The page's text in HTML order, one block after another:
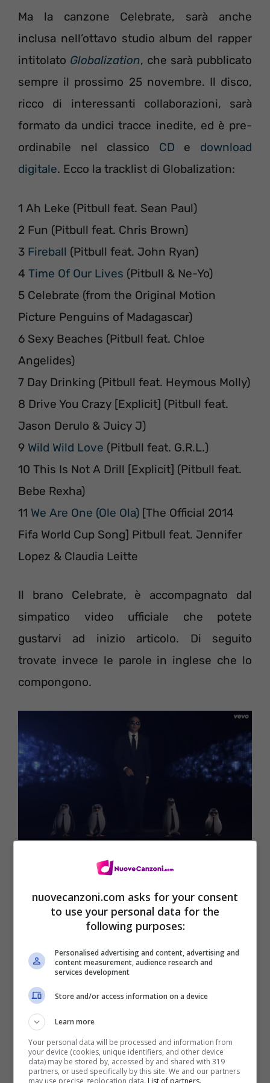
Ma la canzone Celebrate, sarà anche
inclusa nell’ottavo studio album del rapper
intitolato Globalization, che sarà pubblicato
sempre il prossimo 25 novembre. Il disco,
ricco di interessanti collaborazioni, sarà
formato da undici tracce inedite, ed è pre-
ordinabile nel classico CD e download
digitale. Ecco la tracklist di Globalization:
1 Ah Leke (Pitbull feat. Sean Paul)
2 Fun (Pitbull feat. Chris Brown)
3 Fireball (Pitbull feat. John Ryan)
4 Time Of Our Lives (Pitbull & Ne-Yo)
5 Celebrate (from the Original Motion
Picture Penguins of Madagascar)
6 Sexy Beaches (Pitbull feat. Chloe
Angelides)
7 Day Drinking (Pitbull feat. Heymous Molly)
8 Drive You Crazy [Explicit] (Pitbull feat.
Jason Derulo & Juicy J)
9 Wild Wild Love (Pitbull feat. G.R.L.)
10 This Is Not A Drill [Explicit] (Pitbull feat.
Bebe Rexha)
11 We Are One (Ole Ola) [The Official 2014
Fifa World Cup Song] Pitbull feat. Jennifer
Lopez & Claudia Leitte
Il brano Celebrate, è accompagnato dal
simpatico video ufficiale che potete
gustarvi ad inizio articolo. Di seguito
trovate invece le parole in inglese che lo
compongono.
Testo Celebrate – Pitbull(Digital
nuovecanzoni.com asks for your consent
to use your personal data for the
following purposes:
Personalised advertising and content, advertising and
content measurement, audience research and
services development
Store and/or access information on a device
Learn more
Your personal data will be processed and information from
your device (cookies, unique identifiers, and other device
data) may be stored by, accessed by and shared with 319
partners, or used specifically by this site. We and our partners
may use precise geolocation data. List of partners.